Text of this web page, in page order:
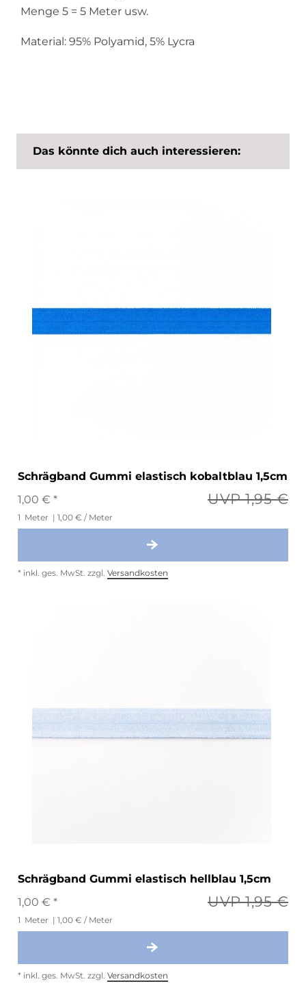
Menge 5 = 5 Meter usw.
Material: 95% Polyamid, 5% Lycra
Das könnte dich auch interessieren:
Schrägband Gummi elastisch kobaltblau 1,5cm
UVP 1,95 €
1,00 € *
1 Meter | 1,00 € / Meter
* inkl. ges. MwSt. zzgl. Versandkosten
Schrägband Gummi elastisch hellblau 1,5cm
UVP 1,95 €
1,00 € *
1 Meter | 1,00 € / Meter
* inkl. ges. MwSt. zzgl. Versandkosten